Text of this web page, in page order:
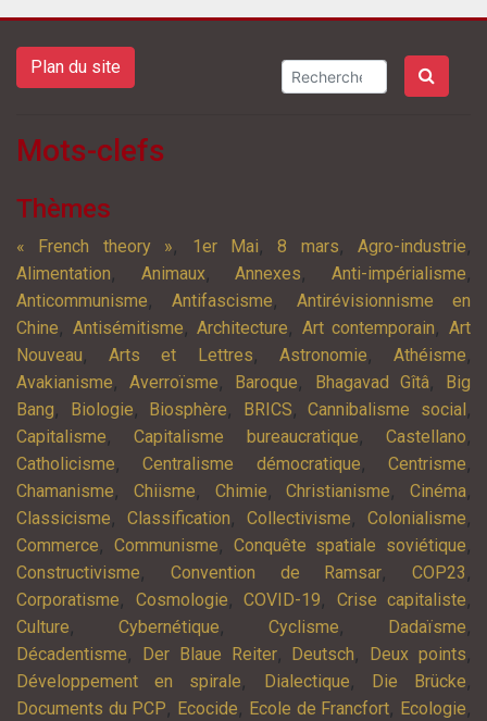
Plan du site
Mots-clefs
Thèmes
« French theory », 1er Mai,8 mars, Agro-industrie,
Alimentation, Animaux,Annexes,Anti-impérialisme,
Anticommunisme, Antifascisme, Antirévisionnisme en
Chine, Antisémitisme,Architecture, Art contemporain,Art
Nouveau,Arts et Lettres, Astronomie,Athéisme,
Avakianisme,Averroïsme, Baroque, Bhagavad Gîtâ,
Big
Bang, Biologie, Biosphère, BRICS,Cannibalisme social ,
Capitalisme,Capitalisme bureaucratique,Castellano,
Catholicisme,Centralisme démocratique,Centrisme,
Chamanisme, Chiisme, Chimie,Christianisme, Cinéma,
Classicisme, Classification, Collectivisme, Colonialisme,
Commerce, Communisme, Conquête spatiale soviétique,
Constructivisme, Convention de Ramsar, COP23 ,
Corporatisme, Cosmologie, COVID-19, Crise capitaliste,
Culture, Cybernétique, Cyclisme, Dadaïsme,
Décadentisme, Der Blaue Reiter, Deutsch, Deux points,
Développement en spirale, Dialectique, Die Brücke,
Documents du PCP, Ecocide, Ecole de Francfort, Ecologie,